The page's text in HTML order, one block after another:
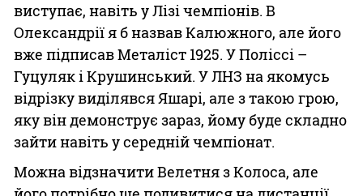
виступає, навіть у Лізі чемпіонів. В
Олександрії я б назвав Калюжного, але його
вже підписав Металіст 1925. У Поліссі –
Гуцуляк і Крушинський. У ЛНЗ на якомусь
відрізку виділявся Яшарі, але з такою грою,
яку він демонструє зараз, йому буде складно
зайти навіть у середній чемпіонат.
Можна відзначити Велетня з Колоса, але